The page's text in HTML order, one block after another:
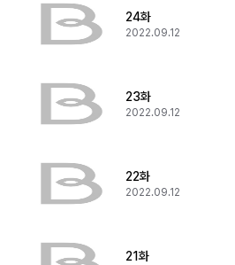
24화
2022.09.12
23화
2022.09.12
22화
2022.09.12
21화